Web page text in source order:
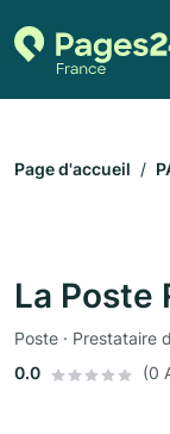
Page d'accueil
La Poste
Poste · Prestataire
0.0
(0